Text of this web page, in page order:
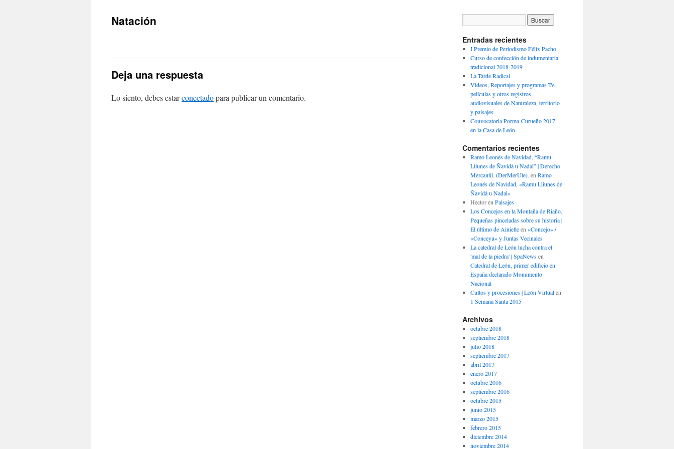
Natación
Deja una respuesta
Lo siento, debes estarconectadopara publicar un comentario.
Entradas recientes
I Premio de Periodismo Félix Pacho
Curso de confección de indumentaria
tradicional 2018-2019
La Tarde Radical
Videos, Reportajes y programas Tv.,
películas y otros registros
audiovisuales de Naturaleza, territorio
y paisajes
Convocatoria Porma-Curueño 2017,
en la Casa de León
Comentarios recientes
Ramo Leonés de Navidad, “Ramu
Lliunes de Ñavidá u Nadal” | Derecho
Mercantil. (DerMerUle). en Ramo
Leonés de Navidad, «Ramu Lliunes de
Ñavidá u Nadal»
Hectoren Paisajes
Los Concejos en la Montaña de Riaño.
Pequeñas pinceladas sobre su historia |
El último de Ainielleen «Concejo» /
«Conceyu» y Juntas Vecinales
La catedral de León lucha contra el
'mal de la piedra' | SpaNewsen
Catedral de León, primer edificio en
España declarado Monumento
Nacional
Cultos y procesiones | León Virtualen
1 Semana Santa 2015
Archivos
octubre 2018
septiembre 2018
julio 2018
septiembre 2017
abril 2017
enero 2017
octubre 2016
septiembre 2016
octubre 2015
junio 2015
marzo 2015
febrero 2015
diciembre 2014
noviembre 2014